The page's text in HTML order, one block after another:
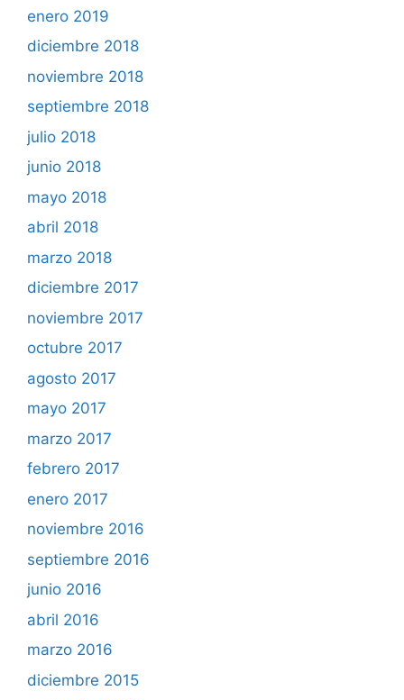
enero 2019
diciembre 2018
noviembre 2018
septiembre 2018
julio 2018
junio 2018
mayo 2018
abril 2018
marzo 2018
diciembre 2017
noviembre 2017
octubre 2017
agosto 2017
mayo 2017
marzo 2017
febrero 2017
enero 2017
noviembre 2016
septiembre 2016
junio 2016
abril 2016
marzo 2016
diciembre 2015